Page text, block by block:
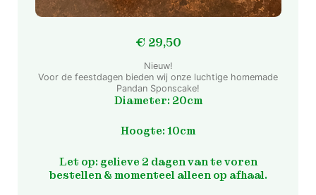
€ 29,50
Nieuw!
Voor de feestdagen bieden wij onze luchtige homemade
Pandan Sponscake!
Diameter: 20cm
Hoogte: 10cm
Let op: gelieve 2 dagen van te voren
bestellen & momenteel alleen op afhaal.